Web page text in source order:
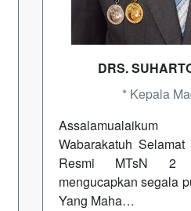
DRS.
* Kepala
Assalamualaikum
Wabarakatuh
Resmi MTsN 2
mengucapkan segala
Yang Maha…